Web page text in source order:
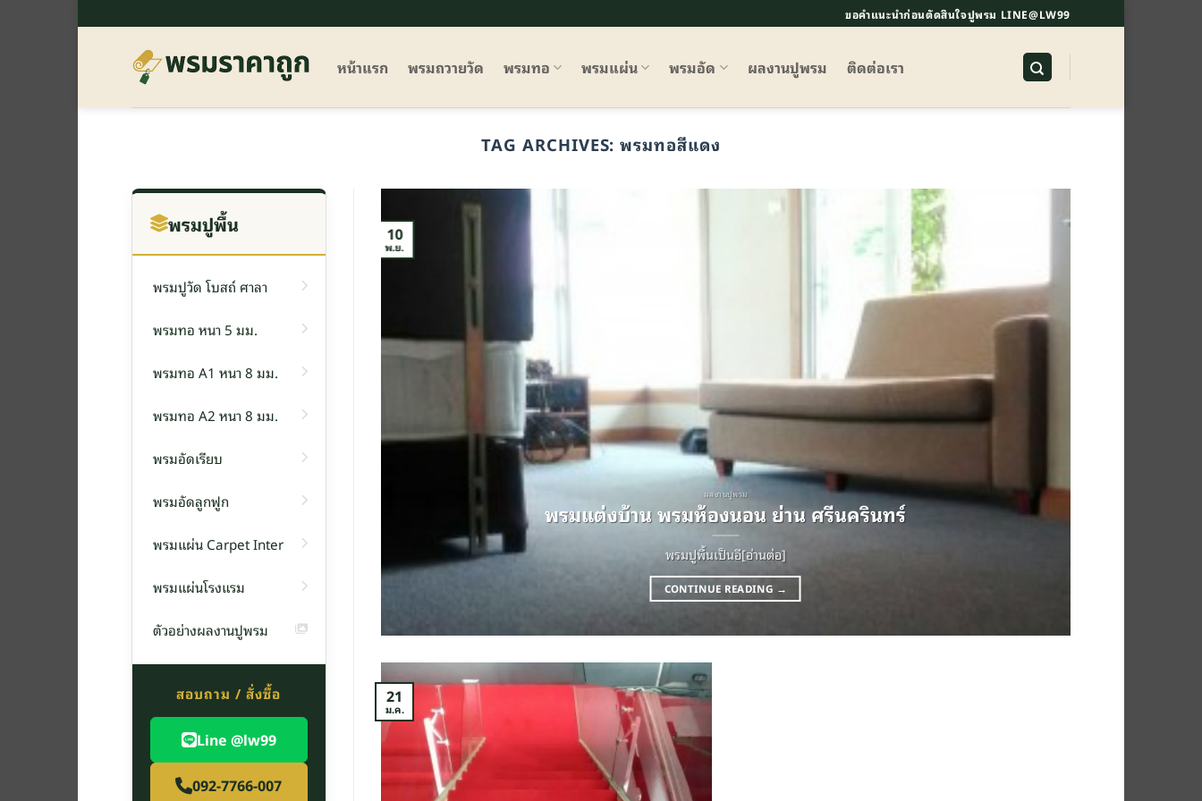
ไป
ขอคำแนะนำก่อนตัดสินใจปูพรม LINE@LW99
หน้าแรก พรมถวายวัด พรมทอ พรมแผ่น พรมอัด ผลงานปูพรม ติดต่อเรา
TAG ARCHIVES:พรมทอสีแดง
พรมปูพื้น
พรมปูวัด โบสถ์ ศาลา
พรมทอ หนา 5 มม.
พรมทอ A1 หนา 8 มม.
พรมทอ A2 หนา 8 มม.
พรมอัดเรียบ
พรมอัดลูกฟูก
พรมแผ่น Carpet Inter
พรมแผ่นโรงแรม
ตัวอย่างผลงานปูพรม
สอบถาม / สั่งซื้อ
Line @lw99
092-7766-007
ผลงานปูพรม
พรมแต่งบ้าน พรมห้องนอน ย่าน ศรีนครินทร์
พรมปูพื้นเป็นอี[อ่านต่อ]
CONTINUE READING →
10
พ.ย.
หนา 6 มิลลิเมตร
21
ม.ค.